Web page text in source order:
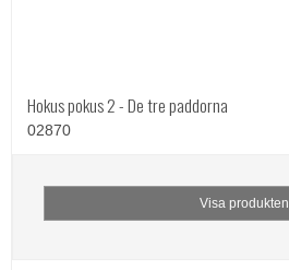
Hokus pokus 2 - De tre paddorna
02870
Visa produkten